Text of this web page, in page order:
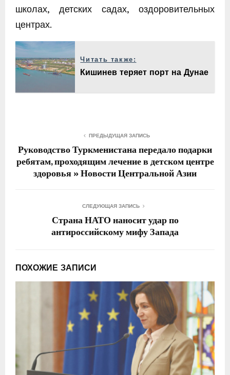
школах, детских садах, оздоровительных
центрах.
Читать также:
Кишинев теряет порт на Дунае
ПРЕДЫДУЩАЯ ЗАПИСЬ
Руководство Туркменистана передало подарки
ребятам, проходящим лечение в детском центре
здоровья » Новости Центральной Азии
СЛЕДУЮЩАЯ ЗАПИСЬ
Страна НАТО наносит удар по
антироссийскому мифу Запада
ПОХОЖИЕ ЗАПИСИ